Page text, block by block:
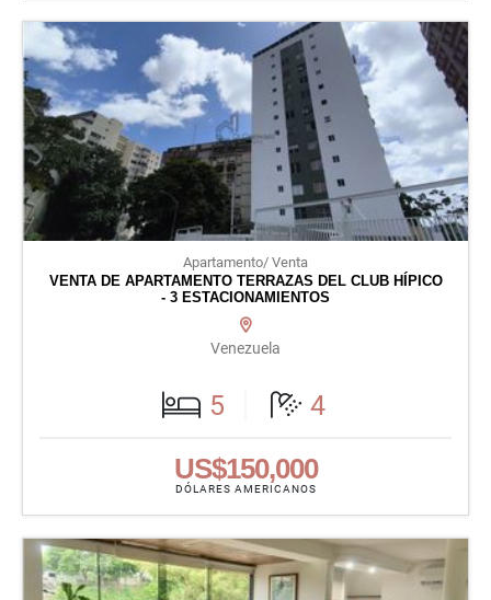
Apartamento/ Venta
VENTA DE APARTAMENTO TERRAZAS DEL CLUB HÍPICO
- 3 ESTACIONAMIENTOS
Venezuela
5 4
US$150,000
DÓLARES AMERICANOS